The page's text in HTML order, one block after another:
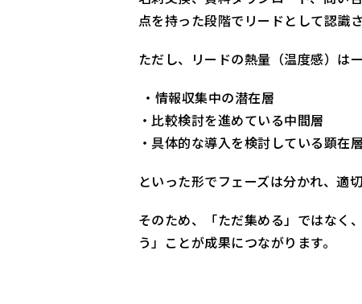
まとめ｜BtoBのリード獲得は
点を持った段階でリードとして認識
ただし、リードの熱量（温度感）は
・情報収集中の潜在層
・比較検討を進めている中間層
・具体的な導入を検討している顕在層
といった形でフェーズは分かれ、適
そのため、「ただ集める」ではなく
う」ことが成果につながります。